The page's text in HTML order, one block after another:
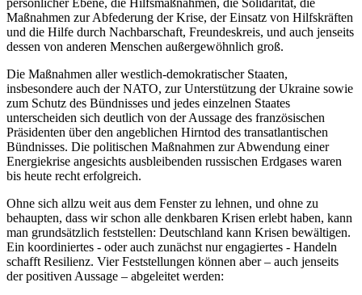
Maßnahmen zur Abfederung der Krise, der Einsatz von Hilfskräften
und die Hilfe durch Nachbarschaft, Freundeskreis, und auch jenseits
dessen von anderen Menschen außergewöhnlich groß.
Die Maßnahmen aller westlich-demokratischer Staaten,
insbesondere auch der NATO, zur Unterstützung der Ukraine sowie
zum Schutz des Bündnisses und jedes einzelnen Staates
unterscheiden sich deutlich von der Aussage des französischen
Präsidenten über den angeblichen Hirntod des transatlantischen
Bündnisses. Die politischen Maßnahmen zur Abwendung einer
Energiekrise angesichts ausbleibenden russischen Erdgases waren
bis heute recht erfolgreich.
Ohne sich allzu weit aus dem Fenster zu lehnen, und ohne zu
behaupten, dass wir schon alle denkbaren Krisen erlebt haben, kann
man grundsätzlich feststellen: Deutschland kann Krisen bewältigen.
Ein koordiniertes - oder auch zunächst nur engagiertes - Handeln
schafft Resilienz. Vier Feststellungen können aber – auch jenseits
der positiven Aussage – abgeleitet werden: